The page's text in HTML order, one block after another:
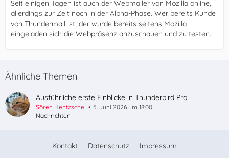
Seit einigen Tagen ist auch der Webmailer von Mozilla online,
allerdings zur Zeit noch in der Alpha-Phase. Wer bereits Kunde
von Thundermail ist, der wurde bereits seitens Mozilla
eingeladen sich die Webpräsenz anzuschauen und zu testen.
Ähnliche Themen
Ausführliche erste Einblicke in Thunderbird Pro
Sören Hentzschel
5. Juni 2026 um 18:00
Nachrichten
Kontakt Datenschutz Impressum